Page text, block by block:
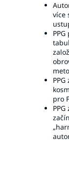
více
pro